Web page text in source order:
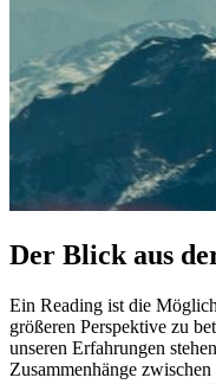
Der Blick aus
Ein Reading ist die
größeren Perspektive zu
unseren Erfahrungen
Zusammenhänge